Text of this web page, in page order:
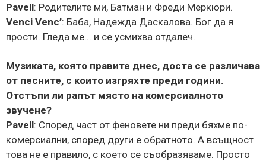
Pavell: Родителите ми, Батман и Фреди Меркюри.
Venci Venc’: Баба, Надежда Даскалова. Бог да я
прости. Гледа ме... и се усмихва отдалеч.
Музиката, която правите днес, доста се различава
от песните, с които изгряхте преди години.
Отстъпи ли рапът място на комерсиалното
звучене?
Pavell: Според част от феновете ни преди бяхме по-
комерсиални, според други е обратното. А всъщност
това не е правило, с което се съобразяваме. Просто